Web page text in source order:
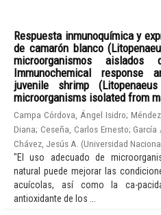
Respuesta inmunoquímica y
de camarón blanco
microorganismos aislados
Immunochemical response
juvenile shrimp
microorganisms isolated from
Campa Córdova, Ángel Isidro;
Diana; Ceseña, Carlos Ernesto;García
Chávez, Jesús A. (Universidad
"El uso adecuado de
natural puede mejorar las
acuícolas, así como la ca-
antioxidante de los ...